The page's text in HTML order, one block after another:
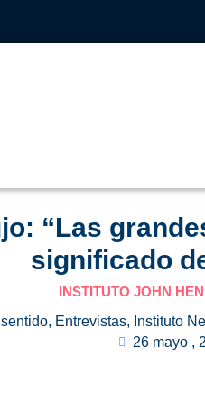
“Las
significado
INSTITUTO JOHN
, Entrevistas, Instituto
26 mayo ,